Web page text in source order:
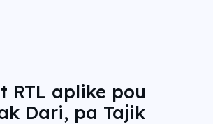
RTL aplike pou
Dari, pa Tajik